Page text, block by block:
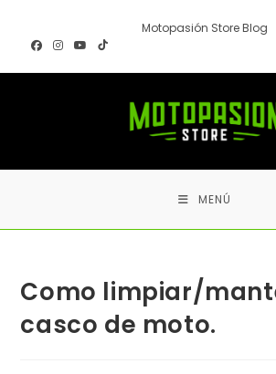
contenido
Motopasión Store Blog
MENÚ
Como limpiar/
casco de moto.